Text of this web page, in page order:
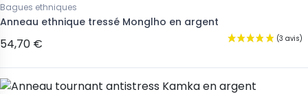
Bagues ethniques
Anneau ethnique tressé Monglho en argent
54,70 €